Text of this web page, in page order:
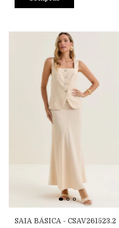
SAIA BÁSICA - CSAV261523.2